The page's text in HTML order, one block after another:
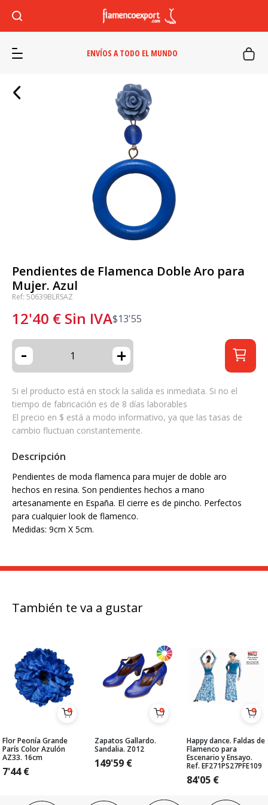
ENVÍOS A TODO EL MUNDO
Pendientes de Flamenca Doble Aro para
Mujer. Azul
Ref: 50639BLRSAZ
12'40 € Sin IVA$13'55
- +
Si el producto está en stock la salida es inmediata. Si no el
tiempo de fabricación es de 8 días laborables
El precio en $ está a modo informativo, ya que las tasas de
cambio fluctuan constantemente.
Descripción
Pendientes de moda flamenca para mujer de doble aro
hechos en resina. Son pendientes hechos a mano
artesanamente en España. El cierre es de pincho. Perfectos
para cualquier look de flamenco.
Medidas: 9cm X 5cm.
También te va a gustar
Flor Peonía Grande
París Color Azulón
AZ33. 16cm
7'44€
Zapatos Gallardo.
Sandalia. Z012
149'59 €
Happy dance. Faldas de
Flamenco para
Escenario y Ensayo.
Ref. EF271PS27PFE109
84'05 €